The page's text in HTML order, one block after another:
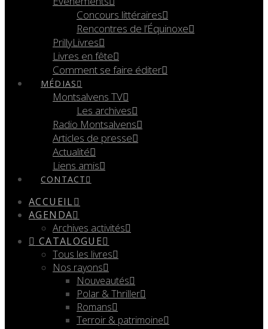
Concours littéraires
Rencontres de l’Équinoxe
PrillyLivres
Livres en fête
Comment se faire éditer
MÉDIAS
Montsalvens TV
Les archives
Radio Montsalvens
Articles de presse
Actualité
Liens amis
CONTACT
ACCUEIL
AGENDA
Archives activités
CATALOGUE
Tous les livres
Nos rayons
Nouveautés
Polar & Thriller
Romans
Terroir & patrimoine